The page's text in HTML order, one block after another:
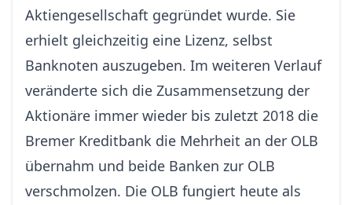
Aktiengesellschaft gegründet wurde. Sie
erhielt gleichzeitig eine Lizenz, selbst
Banknoten auszugeben. Im weiteren Verlauf
veränderte sich die Zusammensetzung der
Aktionäre immer wieder bis zuletzt 2018 die
Bremer Kreditbank die Mehrheit an der OLB
übernahm und beide Banken zur OLB
verschmolzen. Die OLB fungiert heute als